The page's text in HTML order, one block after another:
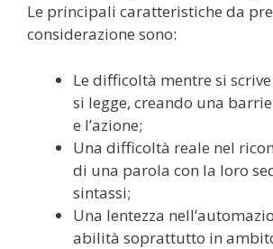
Le principali caratteristiche da
considerazione sono:
Le difficoltà mentre si
si legge, creando una
e l’azione;
Una difficoltà reale nel
di una parola con la loro
sintassi;
Una lentezza
abilità soprattutto in